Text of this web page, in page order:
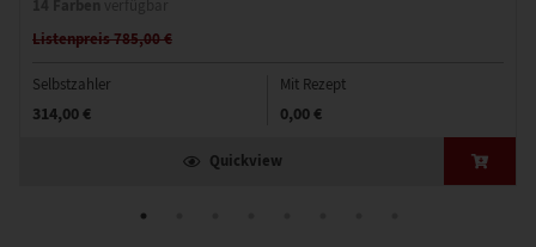
Listenpreis 785,00 €
Selbstzahler
314,00 €
Mit Rezept
0,00 €
Quickview